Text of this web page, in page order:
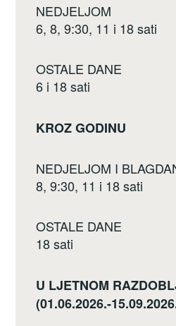
NEDJELJOM
6, 8, 9:30, 11 i 18 sati
OSTALE DANE
6 i 18 sati
KROZ GODINU
NEDJELJOM I
8, 9:30, 11 i 18 sati
OSTALE DANE
18 sati
U LJETNOM
(01.06.2026.-